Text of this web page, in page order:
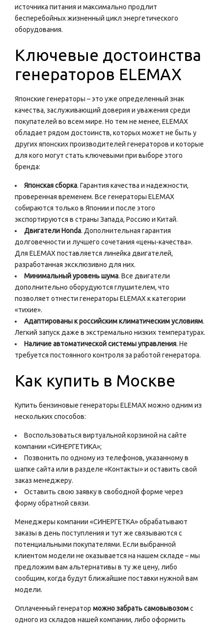
источника питания и максимально продлит
бесперебойных жизненный цикл энергетического
оборудования.
Ключевые достоинства
генераторов ELEMAX
Японские генераторы – это уже определенный знак
качества, заслуживающий доверия и уважения среди
покупателей во всем мире. Но тем не менее, ELEMAX
обладает рядом достоинств, которых может не быть у
других японских производителей генераторов и которые
для кого могут стать ключевыми при выборе этого
бренда:
Японская сборка. Гарантия качества и надежности,
проверенная временем. Все генераторы ELEMAX
собираются только в Японии и после этого
экспортируются в страны Запада, Россию и Китай.
Двигатели Honda. Дополнительная гарантия
долговечности и лучшего сочетания «цены-качества».
Для ELEMAX поставляется линейка двигателей,
разработанная эксклюзивно для них.
Минимальный уровень шума. Все двигатели
дополнительно оборудуются глушителем, что
позволяет отнести генераторы ELEMAX к категории
«тихие».
Адаптированы к российским климатическим условиям.
Легкий запуск даже в экстремально низких температурах.
Наличие автоматической системы управления. Не
требуется постоянного контроля за работой генератора.
Как купить в Москве
Купить бензиновые генераторы ELEMAX можно одним из
нескольких способов:
Воспользоваться виртуальной корзиной на сайте
компании «СИНЕРГЕТИКА»;
Позвонить по одному из телефонов, указанному в
шапке сайта или в разделе «Контакты» и оставить свой
заказ менеджеру.
Оставить свою заявку в свободной форме через
форму обратной связи.
Менеджеры компании «СИНЕРГЕТКА» обрабатывают
заказы в день поступления и тут же связываются с
потенциальными покупателями. Если выбранной
клиентом модели не оказывается на нашем складе – мы
предложим вам альтернативы в ту же цену, либо
сообщим, когда будут ближайшие поставки нужной вам
модели.
Оплаченный генератор можно забрать самовывозомс
одного из складов нашей компании, либо оформить